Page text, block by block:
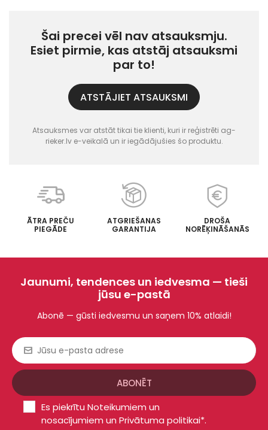
Šai precei vēl nav atsauksmju.
Esiet pirmie, kas atstāj atsauksmi
par to!
ATSTĀJIET ATSAUKSMI
Atsauksmes var atstāt tikai tie klienti, kuri ir reģistrēti ag-
rieker.lv e-veikalā un ir iegādājušies šo produktu.
ĀTRA PREČU
PIEGĀDE
ATGRIEŠANAS
GARANTIJA
DROŠA
NORĒĶINĀŠANĀS
Jaunumi, tendences un iedvesma — tieši
jūsu e-pastā
Abonē — gūsti iedvesmu un saņem 10% atlaidi!
Es piekrītu Noteikumiem un
nosacījumiem un Privātuma politikai*.